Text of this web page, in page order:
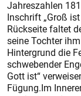
Jahreszahlen
Inschrift „Groß
Rückseite faltet
seine Tochter
Hintergrund die
schwebender
Gott ist“
Fügung.Im